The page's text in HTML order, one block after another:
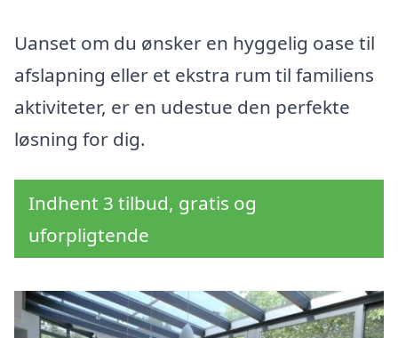
Uanset om du ønsker en hyggelig oase til
afslapning eller et ekstra rum til familiens
aktiviteter, er en udestue den perfekte
løsning for dig.
Indhent 3 tilbud, gratis og
uforpligtende